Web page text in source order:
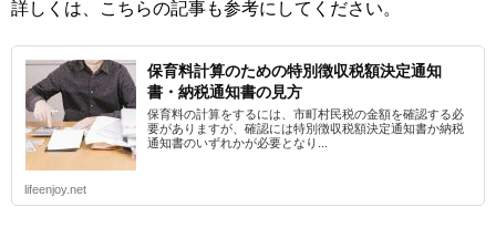
詳しくは、こちらの記事も参考にしてください。
保育料計算のための特別徴収税額決定通知
書・納税通知書の見方
保育料の計算をするには、市町村民税の金額を確認する必
要がありますが、確認には特別徴収税額決定通知書か納税
通知書のいずれかが必要となり...
lifeenjoy.net